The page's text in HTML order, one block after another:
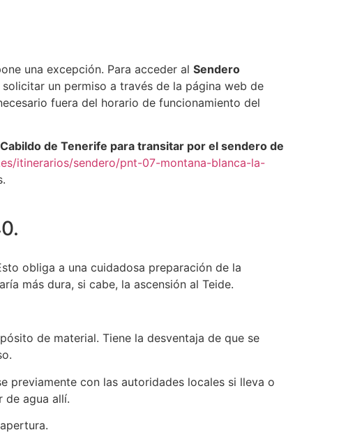
una excepción. Para acceder al Sendero
un permiso a través de la página web de
fuera del horario de funcionamiento del
de Tenerife para transitar por el sendero de
itinerarios/sendero/pnt-07-montana-blanca-la-
obliga a una cuidadosa preparación de la
más dura, si cabe, la ascensión al Teide.
de material. Tiene la desventaja de que se
previamente con las autoridades locales si lleva o
de agua allí.